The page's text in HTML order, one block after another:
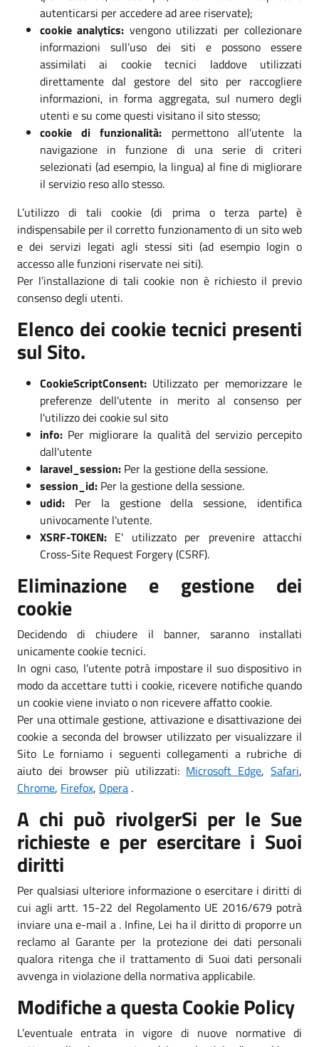
autenticarsi per accedere ad aree riservate);
cookie analytics: vengono utilizzati per collezionare
informazioni sull’uso dei siti e possono essere
assimilati ai cookie tecnici laddove utilizzati
direttamente dal gestore del sito per raccogliere
informazioni, in forma aggregata, sul numero degli
utenti e su come questi visitano il sito stesso;
cookie di funzionalità: permettono all’utente la
navigazione in funzione di una serie di criteri
selezionati (ad esempio, la lingua) al fine di migliorare
il servizio reso allo stesso.
L’utilizzo di tali cookie (di prima o terza parte) è
indispensabile per il corretto funzionamento di un sito web
e dei servizi legati agli stessi siti (ad esempio login o
accesso alle funzioni riservate nei siti).
Per l’installazione di tali cookie non è richiesto il previo
consenso degli utenti.
Elenco dei cookie tecnici presenti
sul Sito.
CookieScriptConsent: Utilizzato per memorizzare le
preferenze dell'utente in merito al consenso per
l'utilizzo dei cookie sul sito
info: Per migliorare la qualità del servizio percepito
dall'utente
laravel_session: Per la gestione della sessione.
session_id: Per la gestione della sessione.
udid: Per la gestione della sessione, identifica
univocamente l'utente.
XSRF-TOKEN: E' utilizzato per prevenire attacchi
Cross-Site Request Forgery (CSRF).
Eliminazione e gestione dei
cookie
Decidendo di chiudere il banner, saranno installati
unicamente cookie tecnici.
In ogni caso, l’utente potrà impostare il suo dispositivo in
modo da accettare tutti i cookie, ricevere notifiche quando
un cookie viene inviato o non ricevere affatto cookie.
Per una ottimale gestione, attivazione e disattivazione dei
cookie a seconda del browser utilizzato per visualizzare il
Sito Le forniamo i seguenti collegamenti a rubriche di
aiuto dei browser più utilizzati: Microsoft Edge,Safari,
Chrome, Firefox, Opera .
A chi può rivolgerSi per le Sue
richieste e per esercitare i Suoi
diritti
Per qualsiasi ulteriore informazione o esercitare i diritti di
cui agli artt. 15-22 del Regolamento UE 2016/679 potrà
inviare una e-mail a . Infine, Lei ha il diritto di proporre un
reclamo al Garante per la protezione dei dati personali
qualora ritenga che il trattamento di Suoi dati personali
avvenga in violazione della normativa applicabile.
Modifiche a questa Cookie Policy
L’eventuale entrata in vigore di nuove normative di